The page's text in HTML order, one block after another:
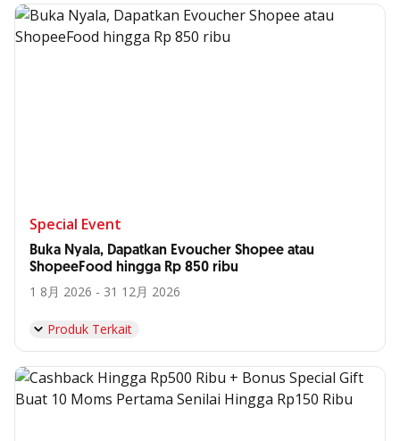
Special Event
Buka Nyala, Dapatkan Evoucher Shopee atau
ShopeeFood hingga Rp 850 ribu
1 8月 2026 - 31 12月 2026
Produk Terkait